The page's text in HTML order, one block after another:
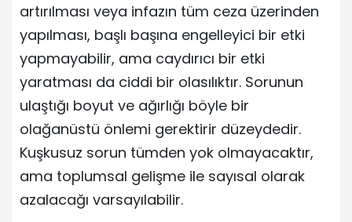
artırılması veya infazın tüm ceza üzerinden
yapılması, başlı başına engelleyici bir etki
yapmayabilir, ama caydırıcı bir etki
yaratması da ciddi bir olasılıktır. Sorunun
ulaştığı boyut ve ağırlığı böyle bir
olağanüstü önlemi gerektirir düzeydedir.
Kuşkusuz sorun tümden yok olmayacaktır,
ama toplumsal gelişme ile sayısal olarak
azalacağı varsayılabilir.